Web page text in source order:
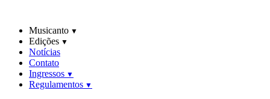
conteúdo
Musicanto
Edições
Notícias
Contato
Ingressos
Regulamentos